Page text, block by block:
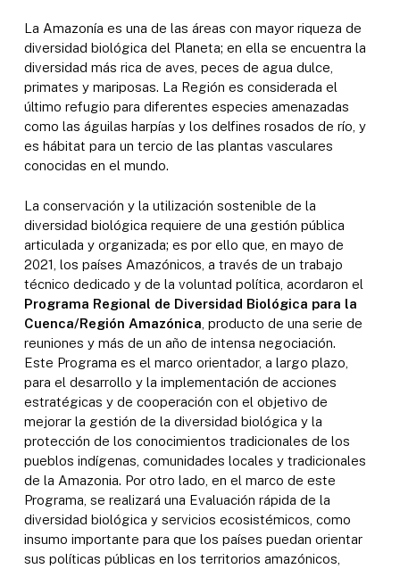
La Amazonía es una de las áreas con mayor riqueza de
diversidad biológica del Planeta; en ella se encuentra la
diversidad más rica de aves, peces de agua dulce,
primates y mariposas. La Región es considerada el
último refugio para diferentes especies amenazadas
como las águilas harpías y los delfines rosados de río, y
es hábitat para un tercio de las plantas vasculares
conocidas en el mundo.
La conservación y la utilización sostenible de la
diversidad biológica requiere de una gestión pública
articulada y organizada; es por ello que, en mayo de
2021, los países Amazónicos, a través de un trabajo
técnico dedicado y de la voluntad política, acordaron el
Programa Regional de Diversidad Biológica para la
Cuenca/Región Amazónica , producto de una serie de
reuniones y más de un año de intensa negociación.
Este Programa es el marco orientador, a largo plazo,
para el desarrollo y la implementación de acciones
estratégicas y de cooperación con el objetivo de
mejorar la gestión de la diversidad biológica y la
protección de los conocimientos tradicionales de los
pueblos indígenas, comunidades locales y tradicionales
de la Amazonia. Por otro lado, en el marco de este
Programa, se realizará una Evaluación rápida de la
diversidad biológica y servicios ecosistémicos, como
insumo importante para que los países puedan orientar
sus políticas públicas en los territorios amazónicos,